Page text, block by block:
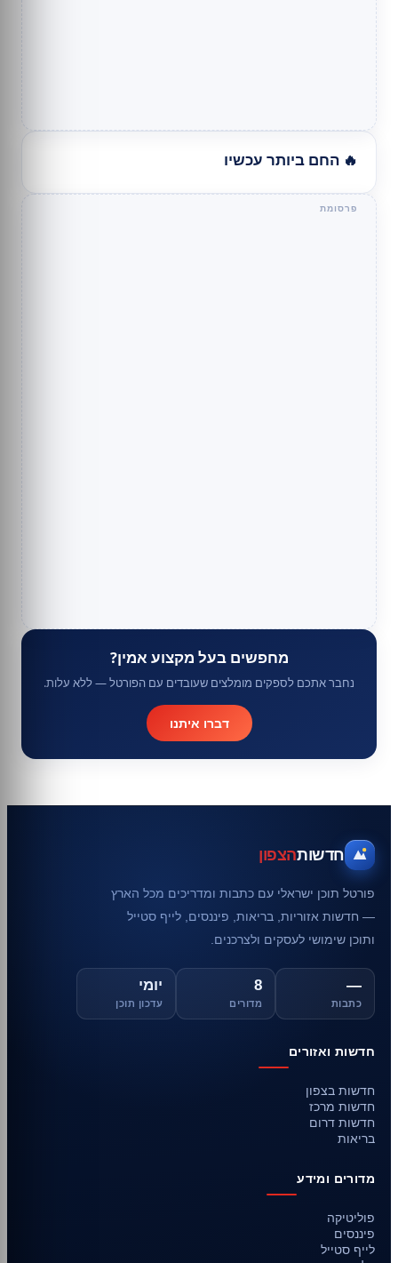
🔥 החם ביותר עכשיו
מחפשים בעל מקצוע אמין?
נחבר אתכם לספקים מומלצים שעובדים עם הפורטל — ללא עלות.
דברו איתנו
חדשותהצפון
פורטל תוכן ישראלי עם כתבות ומדריכים מכל הארץ
— חדשות אזוריות, בריאות, פיננסים, לייף סטייל
ותוכן שימושי לעסקים ולצרכנים.
—
כתבות
8
מדורים
יומי
עדכון תוכן
חדשות ואזורים
חדשות בצפון
חדשות מרכז
חדשות דרום
בריאות
מדורים ומידע
פוליטיקה
פיננסים
לייף סטייל